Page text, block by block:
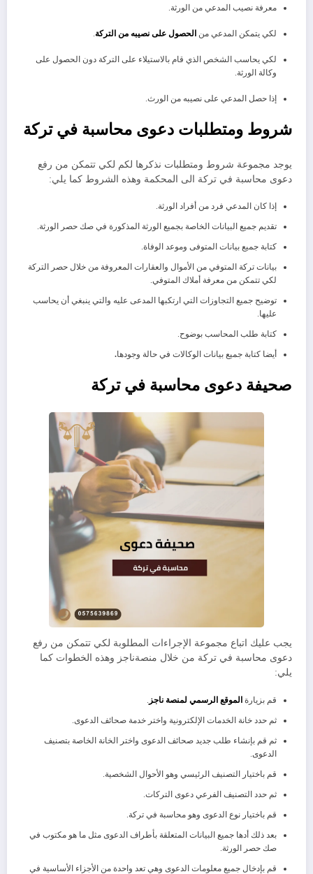
معرفة نصيب المدعي من الورثة.
لكي يتمكن المدعي من الحصول على نصيبه من التركة.
لكي يحاسب الشخص الذي قام بالاستيلاء على التركة دون الحصول على
وكالة الورثة.
إذا حصل المدعي على نصيبه من الورث.
شروط ومتطلبات دعوى محاسبة في تركة
يوجد مجموعة شروط ومتطلبات نذكرها لكم لكي تتمكن من رفع
دعوى محاسبة في تركة الى المحكمة وهذه الشروط كما يلي:
إذا كان المدعي فرد من أفراد الورثة.
تقديم جميع البيانات الخاصة بجميع الورثة المذكورة في صك حصر الورثة.
كتابة جميع بيانات المتوفى وموعد الوفاة.
بيانات تركة المتوفي من الأموال والعقارات المعروفة من خلال حصر التركة
لكي تتمكن من معرفة أملاك المتوفي.
توضيح جميع التجاوزات التي ارتكبها المدعى عليه والتي ينبغي أن يحاسب
عليها.
كتابة طلب المحاسب بوضوح.
أيضا كتابة جميع بيانات الوكالات في حالة وجودها.
صحيفة دعوى محاسبة في تركة
يجب عليك اتباع مجموعة الإجراءات المطلوبة لكي تتمكن من رفع
دعوى محاسبة في تركة من خلال منصةناجز وهذه الخطوات كما
يلي:
قم بزيارة الموقع الرسمي لمنصة ناجز
ثم حدد خانة الخدمات الإلكترونية واختر خدمة صحائف الدعوى.
ثم قم بإنشاء طلب جديد صحائف الدعوى واختر الخانة الخاصة بتصنيف
الدعوى.
قم باختيار التصنيف الرئيسي وهو الأحوال الشخصية.
ثم حدد التصنيف الفرعي دعوى التركات.
قم باختيار نوع الدعوى وهو محاسبة في تركة.
بعد ذلك أدها جميع البيانات المتعلقة بأطراف الدعوى مثل ما هو مكتوب في
صك حصر الورثة.
قم بإدخال جميع معلومات الدعوى وهي تعد واحدة من الأجزاء الأساسية في